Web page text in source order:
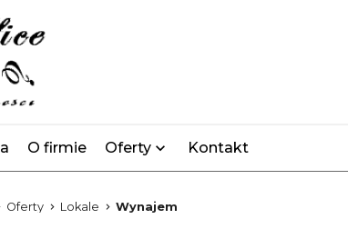
O firmie Oferty Kontakt
Oferty Lokale Wynajem